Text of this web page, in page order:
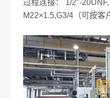
过程连接： 1/2″-
M22×1.5,G3/4（可按客